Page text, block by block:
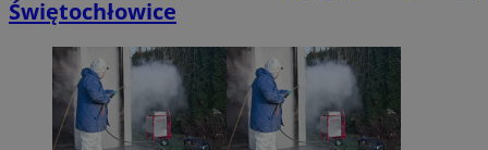
Świętochłowice